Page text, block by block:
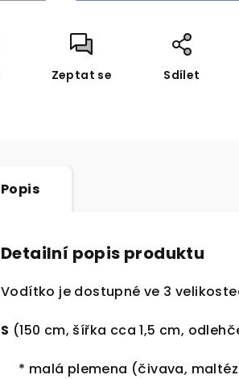
Zeptat se Sdílet
Popis
Detailní popis produktu
Vodítko je dostupné ve 3
S (150 cm, šířka cca 1,5 cm,
* malá plemena (čivava,